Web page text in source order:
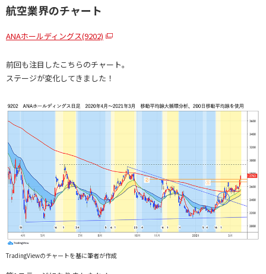
航空業界のチャート
ANAホールディングス(9202)
前回も注目したこちらのチャート。
ステージが変化してきました！
TradingViewのチャートを基に筆者が作成